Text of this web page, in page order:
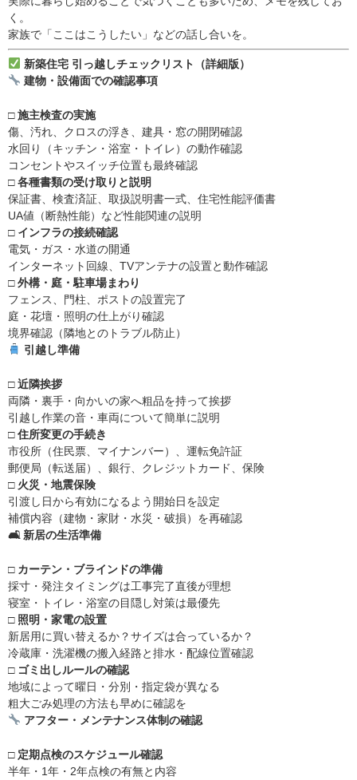
く。
家族で「ここはこうしたい」などの話し合いを。
新築住宅 引っ越しチェックリスト（詳細版）
建物・設備面での確認事項
□施主検査の実施
傷、汚れ、クロスの浮き、建具・窓の開閉確認
水回り（キッチン・浴室・トイレ）の動作確認
コンセントやスイッチ位置も最終確認
□各種書類の受け取りと説明
保証書、検査済証、取扱説明書一式、住宅性能評価書
UA値（断熱性能）など性能関連の説明
□ インフラの接続確認
電気・ガス・水道の開通
インターネット回線、TVアンテナの設置と動作確認
□外構・庭・駐車場まわり
フェンス、門柱、ポストの設置完了
庭・花壇・照明の仕上がり確認
境界確認（隣地とのトラブル防止）
引越し準備
□近隣挨拶
両隣・裏手・向かいの家へ粗品を持って挨拶
引越し作業の音・車両について簡単に説明
□住所変更の手続き
市役所（住民票、マイナンバー）、運転免許証
郵便局（転送届）、銀行、クレジットカード、保険
□ 火災・地震保険
引渡し日から有効になるよう開始日を設定
補償内容（建物・家財・水災・破損）を再確認
🛋 新居の生活準備
□ カーテン・ブラインドの準備
採寸・発注タイミングは工事完了直後が理想
寝室・トイレ・浴室の目隠し対策は最優先
□ 照明・家電の設置
新居用に買い替えるか？サイズは合っているか？
冷蔵庫・洗濯機の搬入経路と排水・配線位置確認
□ ゴミ出しルールの確認
地域によって曜日・分別・指定袋が異なる
粗大ごみ処理の方法も早めに確認を
アフター・メンテナンス体制の確認
□ 定期点検のスケジュール確認
半年・1年・2年点検の有無と内容